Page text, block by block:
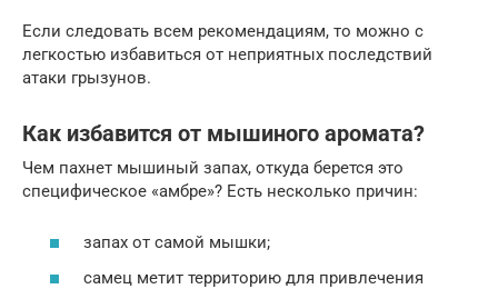
Если следовать всем рекомендациям, то можно с
легкостью избавиться от неприятных последствий
атаки грызунов.
Как избавится от мышиного аромата?
Чем пахнет мышиный запах, откуда берется это
специфическое «амбре»? Есть несколько причин:
запах от самой мышки;
самец метит территорию для привлечения